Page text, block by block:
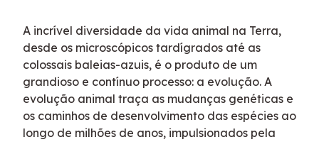
A incrível diversidade da vida animal na Terra,
desde os microscópicos tardígrados até as
colossais baleias-azuis, é o produto de um
grandioso e contínuo processo: a evolução. A
evolução animal traça as mudanças genéticas e
os caminhos de desenvolvimento das espécies ao
longo de milhões de anos, impulsionados pela